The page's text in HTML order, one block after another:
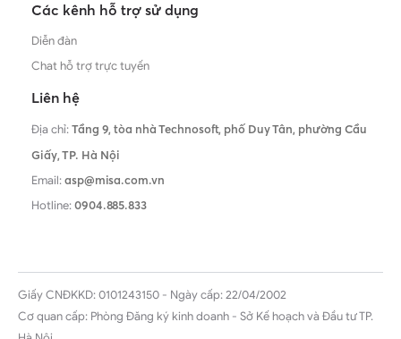
Các kênh hỗ trợ sử dụng
Diễn đàn
Chat hỗ trợ trực tuyến
Liên hệ
Địa chỉ:Tầng 9, tòa nhà Technosoft, phố Duy Tân, phường Cầu
Giấy,TP. Hà Nội
Email:asp@misa.com.vn
Hotline:0904.885.833
Giấy CNĐKKD: 0101243150 - Ngày cấp: 22/04/2002
Cơ quan cấp: Phòng Đăng ký kinh doanh - Sở Kế hoạch và Đầu tư TP.